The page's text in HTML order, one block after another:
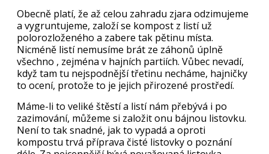
Obecně platí, že až celou zahradu zjara odzimujeme
a vygruntujeme, založí se kompost z listí už
polorozloženého a zabere tak pětinu místa.
Nicméně listí nemusíme brát ze záhonů úplně
všechno , zejména v hajních partiích. Vůbec nevadí,
když tam tu nejspodnější třetinu necháme, hajničky
to ocení, protože to je jejich přirozené prostředí.
Máme-li to veliké štěstí a listí nám přebývá i po
zazimování, můžeme si založit onu bájnou listovku.
Není to tak snadné, jak to vypadá a oproti
kompostu trvá příprava čisté listovky o poznání